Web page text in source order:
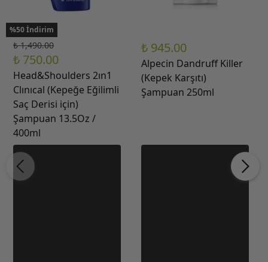
%50 İndirim
₺ 1,490.00
₺ 750.00
Head&Shoulders 2ın1
Clınıcal (Kepeğe Eğilimli
Saç Derisi için)
Şampuan 13.5Oz /
400ml
₺ 945.00
Alpecin Dandruff Killer
(Kepek Karşıtı)
Şampuan 250ml